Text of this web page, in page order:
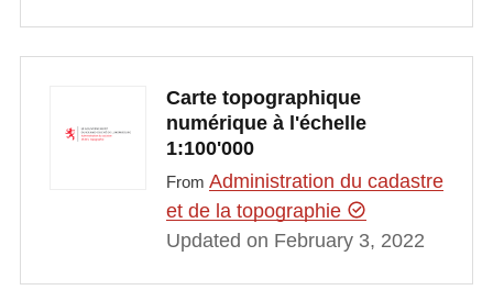
Carte topographique
numérique à l'échelle
1:100'000
From Administration du cadastre
et de la topographie
Updated on February 3, 2022